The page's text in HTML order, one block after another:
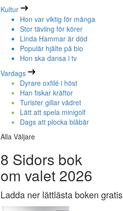
Kultur
Hon var viktig för många
Stor tävling för körer
Linda Hammar är död
Populär hjälte på bio
Hon ska dansa i tv
Vardags
Dyrare oxfilé i höst
Han fiskar kräftor
Turister gillar vädret
Lätt att spela minigolf
Dags att plocka blåbär
Alla Väljare
8 Sidors bok
om valet 2026
Ladda ner lättlästa boken gratis